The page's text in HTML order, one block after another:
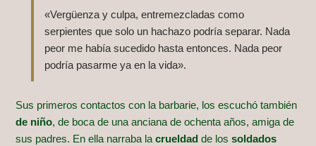
«Vergüenza y culpa, entremezcladas como
serpientes que solo un hachazo podría separar. Nada
peor me había sucedido hasta entonces. Nada peor
podría pasarme ya en la vida».
Sus primeros contactos con la barbarie, los escuchó también
de niño, de boca de una anciana de ochenta años, amiga de
sus padres. En ella narraba lacrueldad de lossoldados